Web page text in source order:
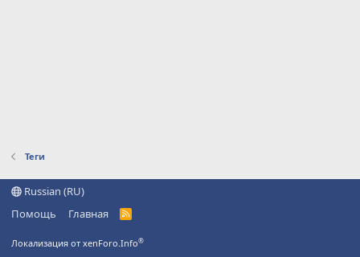
Теги
Russian (RU)
Помощь
Главная
R
Локализация от xenForo.Info®